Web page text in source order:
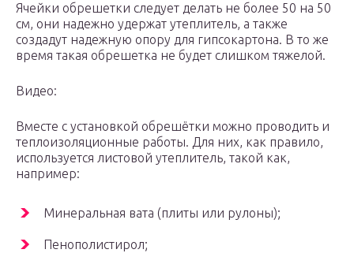
Ячейки обрешетки следует делать не более 50 на 50
см, они надежно удержат утеплитель, а также
создадут надежную опору для гипсокартона. В то же
время такая обрешетка не будет слишком тяжелой.
Видео:
Вместе с установкой обрешётки можно проводить и
теплоизоляционные работы. Для них, как правило,
используется листовой утеплитель, такой как,
например:
Минеральная вата (плиты или рулоны);
Пенополистирол;